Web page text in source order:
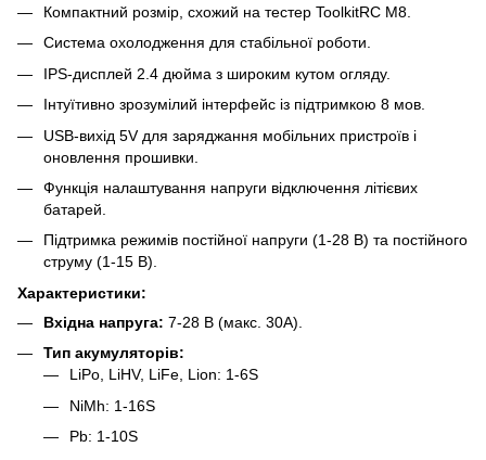
Компактний розмір, схожий на тестер ToolkitRC M8.
Система охолодження для стабільної роботи.
IPS-дисплей 2.4 дюйма з широким кутом огляду.
Інтуїтивно зрозумілий інтерфейс із підтримкою 8 мов.
USB-вихід 5V для заряджання мобільних пристроїв і
оновлення прошивки.
Функція налаштування напруги відключення літієвих
батарей.
Підтримка режимів постійної напруги (1-28 В) та постійного
струму (1-15 В).
Характеристики:
Вхідна напруга: 7-28 В (макс. 30А).
Тип акумуляторів:
LiPo, LiHV, LiFe, Lion: 1-6S
NiMh: 1-16S
Pb: 1-10S